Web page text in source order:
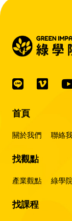
首頁
關於我們 聯絡
找觀點
產業觀點 綠學
找課程